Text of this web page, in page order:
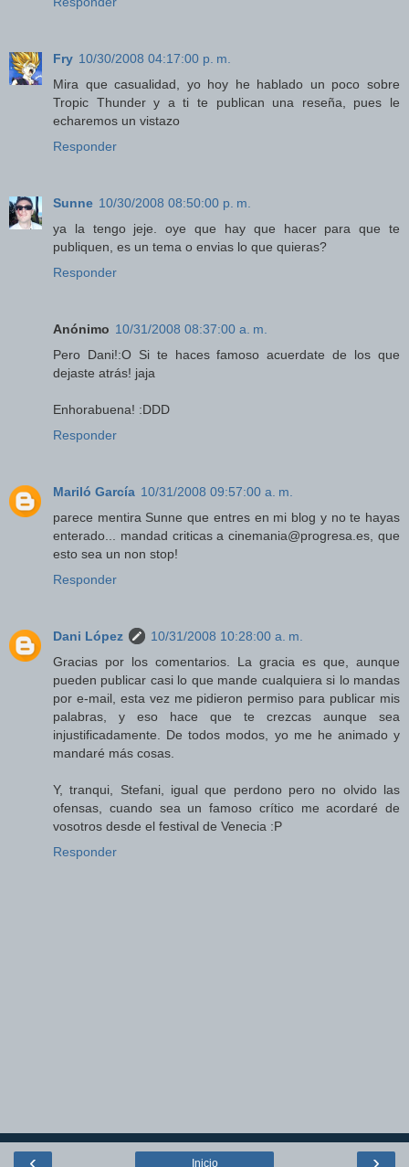
Fry 10/30/2008 04:17:00 p. m.
Mira que casualidad, yo hoy he hablado un poco sobre
Tropic Thunder y a ti te publican una reseña, pues le
echaremos un vistazo
Responder
Sunne 10/30/2008 08:50:00 p. m.
ya la tengo jeje. oye que hay que hacer para que te
publiquen, es un tema o envias lo que quieras?
Responder
Anónimo 10/31/2008 08:37:00 a. m.
Pero Dani!:O Si te haces famoso acuerdate de los que
dejaste atrás! jaja
Enhorabuena! :DDD
Responder
Mariló García 10/31/2008 09:57:00 a. m.
parece mentira Sunne que entres en mi blog y no te hayas
enterado... mandad criticas a cinemania@progresa.es, que
esto sea un non stop!
Responder
Dani López
10/31/2008 10:28:00 a. m.
Gracias por los comentarios. La gracia es que, aunque
pueden publicar casi lo que mande cualquiera si lo mandas
por e-mail, esta vez me pidieron permiso para publicar mis
palabras, y eso hace que te crezcas aunque sea
injustificadamente. De todos modos, yo me he animado y
mandaré más cosas.
Y, tranqui, Stefani, igual que perdono pero no olvido las
ofensas, cuando sea un famoso crítico me acordaré de
vosotros desde el festival de Venecia :P
Responder
‹ ›
Inicio